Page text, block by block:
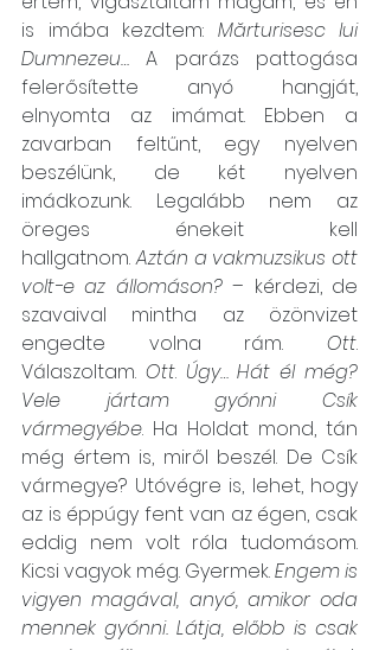
is imába kezdtem: Mărturisesc lui
Dumnezeu… A parázs pattogása
felerősítette anyó hangját,
elnyomta az imámat. Ebben a
zavarban feltűnt, egy nyelven
beszélünk, de két nyelven
imádkozunk. Legalább nem az
öreges énekeit kell
hallgatnom. Aztán a vakmuzsikus ott
volt-e az állomáson? – kérdezi, de
szavaival mintha az özönvizet
engedte volna rám. Ott.
Válaszoltam. Ott. Úgy… Hát él még?
Vele jártam gyónni Csík
vármegyébe. Ha Holdat mond, tán
még értem is, miről beszél. De Csík
vármegye? Utóvégre is, lehet, hogy
az is éppúgy fent van az égen, csak
eddig nem volt róla tudomásom.
Kicsi vagyok még. Gyermek. Engem is
vigyen magával, anyó, amikor oda
mennek gyónni. Látja, előbb is csak